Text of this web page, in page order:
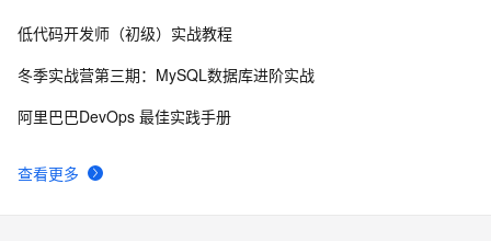
8 Qt Creator能不能像Visual Studio一样设置“使用多字节字
多核利用
Express
查看更多
低代码开发师（初级）实战教程
冬季实战营第三期：MySQL数据库进阶实战
阿里巴巴DevOps 最佳实践手册